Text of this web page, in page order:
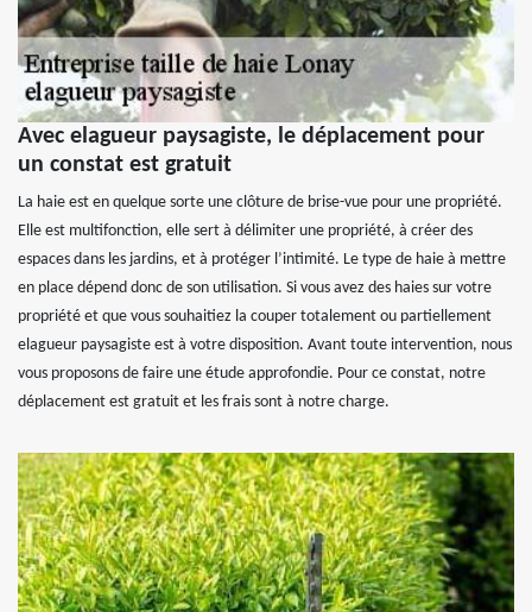
Avec elagueur paysagiste, le déplacement pour
un constat est gratuit
La haie est en quelque sorte une clôture de brise-vue pour une propriété.
Elle est multifonction, elle sert à délimiter une propriété, à créer des
espaces dans les jardins, et à protéger l’intimité. Le type de haie à mettre
en place dépend donc de son utilisation. Si vous avez des haies sur votre
propriété et que vous souhaitiez la couper totalement ou partiellement
elagueur paysagiste est à votre disposition. Avant toute intervention, nous
vous proposons de faire une étude approfondie. Pour ce constat, notre
déplacement est gratuit et les frais sont à notre charge.